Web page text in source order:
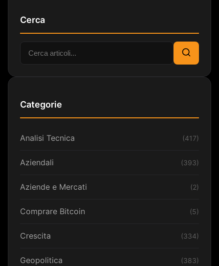
Cerca
Cerca:
Cerca
Categorie
Analisi Tecnica (417)
Aziendali (393)
Aziende e Mercati (2)
Comprare Bitcoin (5)
Crescita (334)
Geopolitica (383)